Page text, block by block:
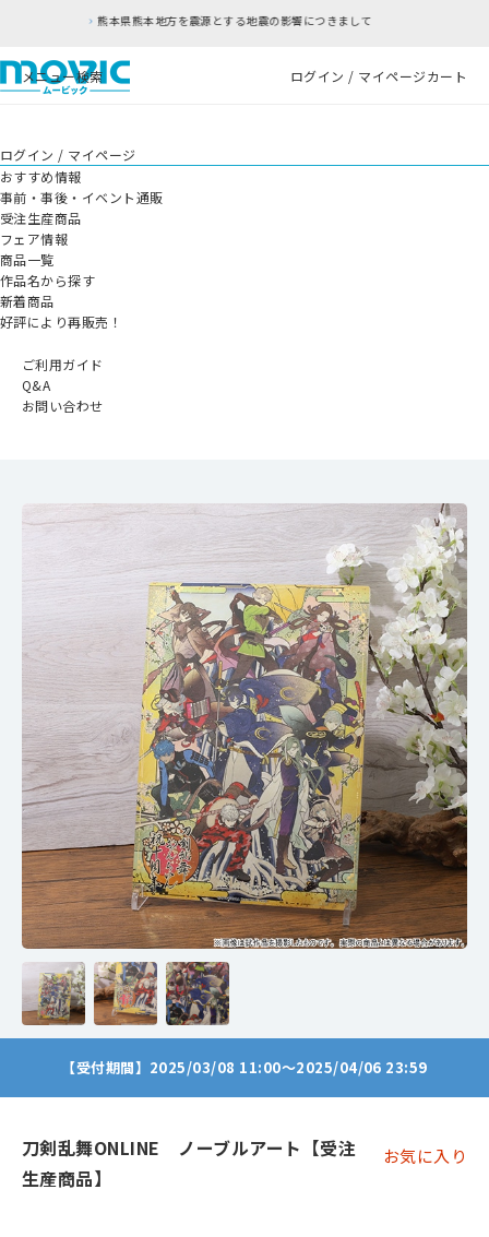
地震の影響につきまして RFC違反アドレスのご
メニュー検索 ログイン / マイページカート
ログイン / マイページ
おすすめ情報
事前・事後・イベント通販
受注生産商品
フェア情報
商品一覧
作品名から探す
新着商品
好評により再販売！
ご利用ガイド
Q&A
お問い合わせ
【受付期間】2025/03/08 11:00～2025/04/06 23:59
刀剣乱舞ONLINE ノーブルアート【受注
生産商品】
お気に入り